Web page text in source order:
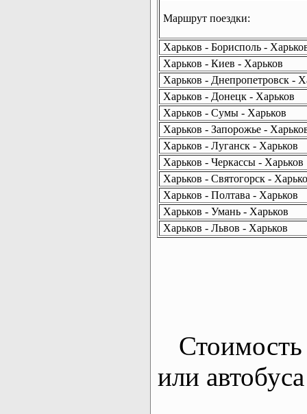
Маршрут поездки:
Харьков - Борисполь -
Харьков - Киев - Харьков
Харьков - Днепропетровск -
Харьков - Донецк - Харьков
Харьков - Сумы - Харьков
Харьков - Запорожье -
Харьков - Луганск - Харьков
Харьков - Черкассы - Харьков
Харьков - Святогорск -
Харьков - Полтава - Харьков
Харьков - Умань - Харьков
Харьков - Львов - Харьков
Стоимость
или